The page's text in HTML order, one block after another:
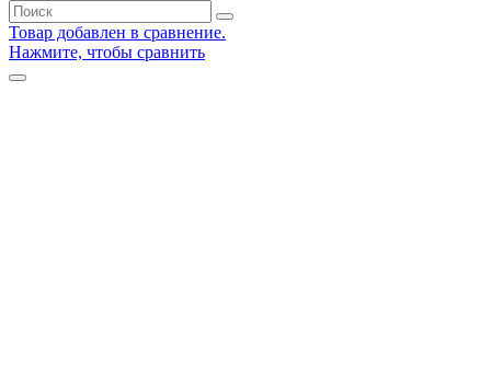
Товар добавлен в сравнение.
Нажмите, чтобы сравнить